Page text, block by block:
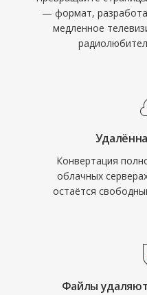
— формат,
медленное
Конвертация
облачных
остаётся
Файлы